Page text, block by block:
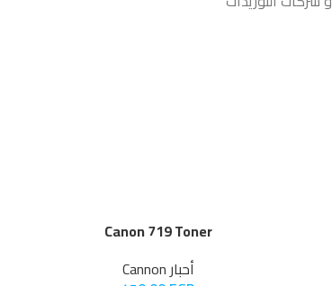
Canon 719 Toner
أحبار Cannon